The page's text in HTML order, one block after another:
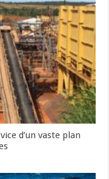
d’un vaste plan